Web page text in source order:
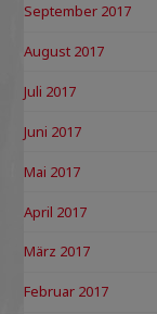
September 2017
August 2017
Juli 2017
Juni 2017
Mai 2017
April 2017
März 2017
Februar 2017